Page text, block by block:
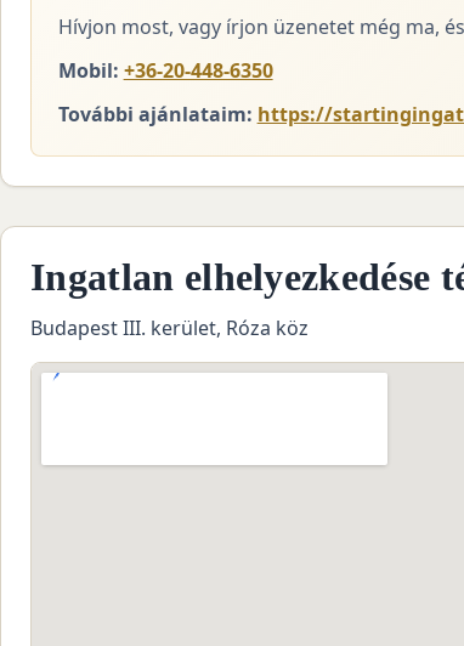
Hívjon most, vagy írjon üzenetet még ma,
Mobil: +36-20-448-6350
További ajánlataim: https://
Ingatlan elhelyezkedése
Budapest III. kerület, Róza köz